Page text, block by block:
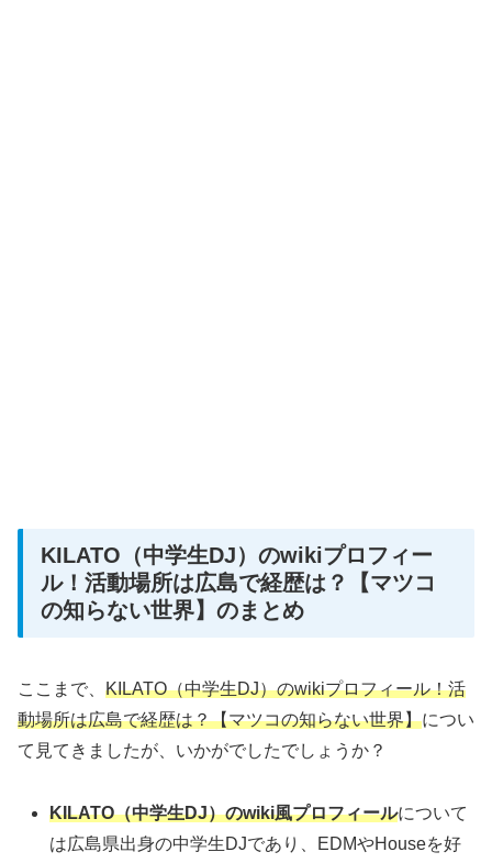
KILATO（中学生DJ）のwikiプロフィー
ル！活動場所は広島で経歴は？【マツコ
の知らない世界】のまとめ
ここまで、 KILATO（中学生DJ）のwikiプロフィール！活
動場所は広島で経歴は？【マツコの知らない世界】につい
て見てきましたが、いかがでしたでしょうか？
KILATO（中学生DJ）のwiki風プロフィールについて
は広島県出身の中学生DJであり、EDMやHouseを好